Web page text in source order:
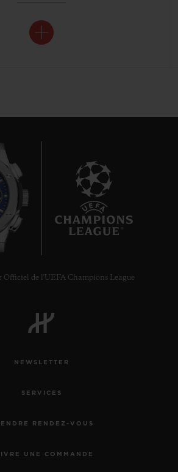
Officiel de l'UEFA Champions League
NEWSLETTER
SERVICES
RENDEZ-VOUS
UNE COMMANDE